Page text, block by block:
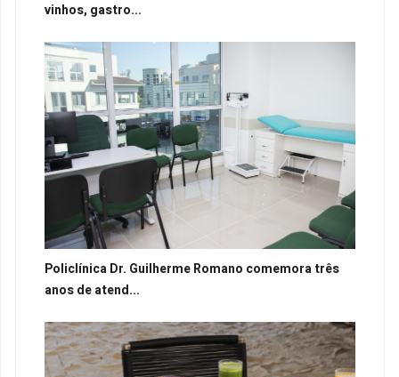
vinhos, gastro...
Policlínica Dr. Guilherme Romano comemora três
anos de atend...